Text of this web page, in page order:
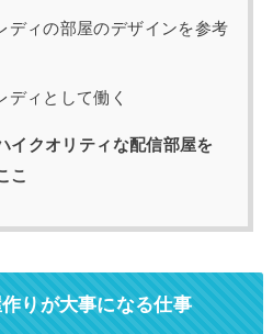
ディの部屋のデザインを参考
ディとして働く
イクオリティな配信部屋を
こ
りが大事になる仕事